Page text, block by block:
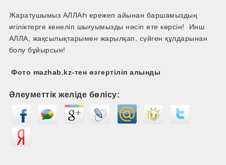
Жаратушымыз АЛЛАҺ ережеп айынан баршамыздың
игіліктерге кенеліп шығуымызды нәсіп ете көрсін! Инш
АЛЛА, жақсылықтарымен жарылқап, сүйген құлдарынан
болу бұйырсын!
Фото mazhab.kz-тен өзгертіліп алынды
Әлеуметтік желіде бөлісу: